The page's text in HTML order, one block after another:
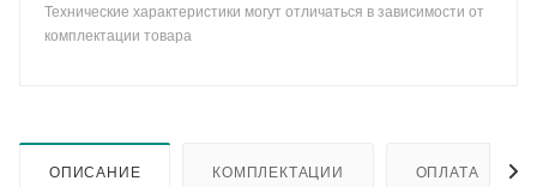
Технические характеристики могут отличаться в зависимости от
комплектации товара
ОПИСАНИЕ КОМПЛЕКТАЦИИ ОПЛАТА